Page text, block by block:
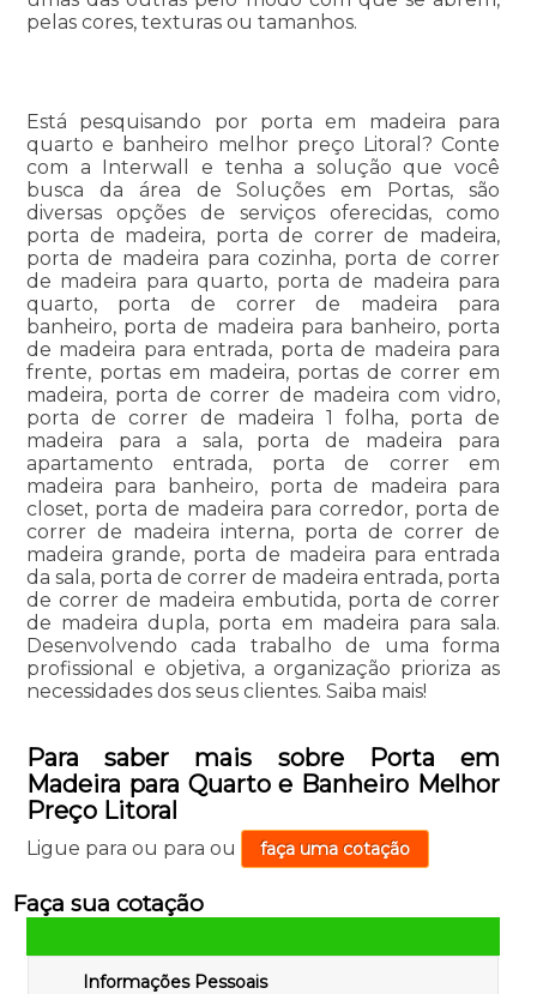
pelas cores, texturas ou tamanhos.
Está pesquisando por porta em madeira para
quarto e banheiro melhor preço Litoral? Conte
com a Interwall e tenha a solução que você
busca da área de Soluções em Portas, são
diversas opções de serviços oferecidas, como
porta de madeira, porta de correr de madeira,
porta de madeira para cozinha, porta de correr
de madeira para quarto, porta de madeira para
quarto, porta de correr de madeira para
banheiro, porta de madeira para banheiro, porta
de madeira para entrada, porta de madeira para
frente, portas em madeira, portas de correr em
madeira, porta de correr de madeira com vidro,
porta de correr de madeira 1 folha, porta de
madeira para a sala, porta de madeira para
apartamento entrada, porta de correr em
madeira para banheiro, porta de madeira para
closet, porta de madeira para corredor, porta de
correr de madeira interna, porta de correr de
madeira grande, porta de madeira para entrada
da sala, porta de correr de madeira entrada, porta
de correr de madeira embutida, porta de correr
de madeira dupla, porta em madeira para sala.
Desenvolvendo cada trabalho de uma forma
profissional e objetiva, a organização prioriza as
necessidades dos seus clientes. Saiba mais!
Para saber mais sobre Porta em
Madeira para Quarto e Banheiro Melhor
Preço Litoral
Ligue para ou para ou faça uma cotação
Faça sua cotação
Informações Pessoais